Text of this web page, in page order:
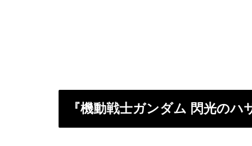
『機動戦士ガンダム 閃光のハ